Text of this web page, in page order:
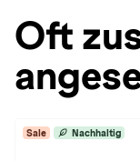
Oft
Sale Nachhaltig